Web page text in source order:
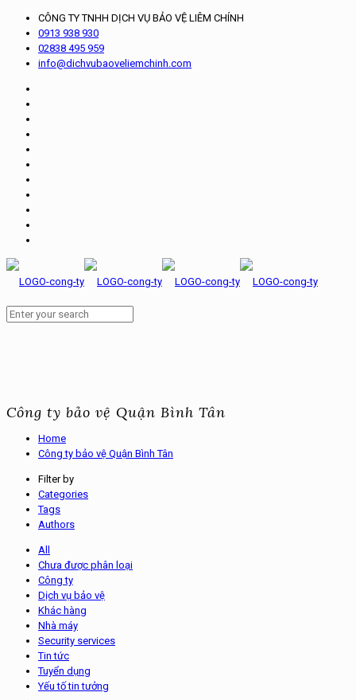
CÔNG TY TNHH DỊCH VỤ BẢO VỆ LIÊM CHÍNH
0913 938 930
02838 495 959
info@dichvubaoveliemchinh.com
Công ty bảo vệ Quận Bình Tân
Home
Công ty bảo vệ Quận Bình Tân
Filter by
Categories
Tags
Authors
All
Chưa được phân loại
Công ty
Dịch vụ bảo vệ
Khác hàng
Nhà máy
Security services
Tin tức
Tuyển dụng
Yếu tố tin tưởng